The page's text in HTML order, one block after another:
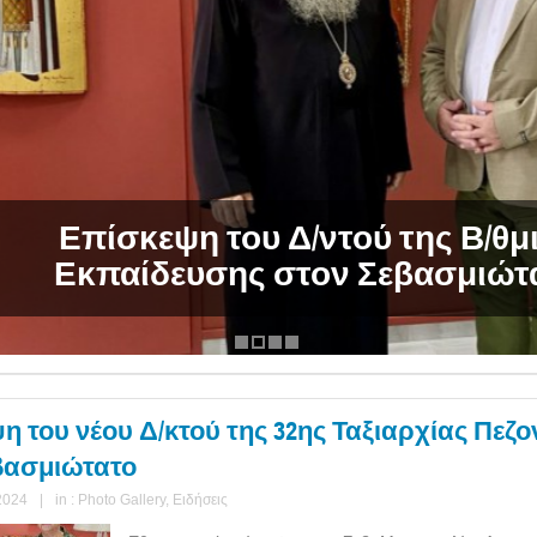
Επίσκεψη του Δ/ντού της Β/θμιας
Εκπαίδευσης στον Σεβασμιώτατο
του νέου Δ/κτού της 32ης Ταξιαρχίας
in : Photo Gallery, Ειδήσεις